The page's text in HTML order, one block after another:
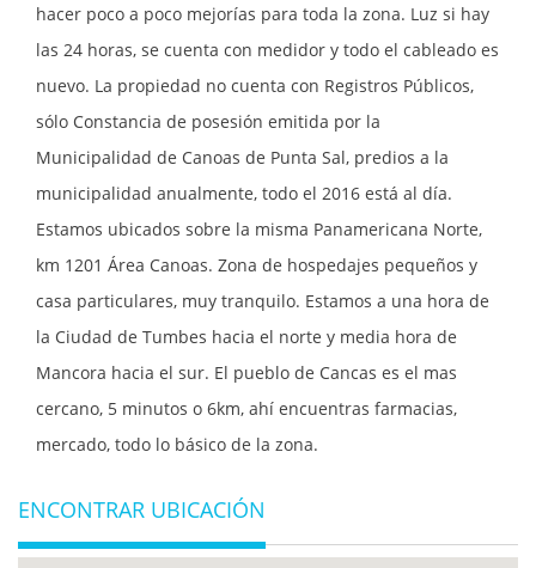
hacer poco a poco mejorías para toda la zona. Luz si hay
las 24 horas, se cuenta con medidor y todo el cableado es
nuevo. La propiedad no cuenta con Registros Públicos,
sólo Constancia de posesión emitida por la
Municipalidad de Canoas de Punta Sal, predios a la
municipalidad anualmente, todo el 2016 está al día.
Estamos ubicados sobre la misma Panamericana Norte,
km 1201 Área Canoas. Zona de hospedajes pequeños y
casa particulares, muy tranquilo. Estamos a una hora de
la Ciudad de Tumbes hacia el norte y media hora de
Mancora hacia el sur. El pueblo de Cancas es el mas
cercano, 5 minutos o 6km, ahí encuentras farmacias,
mercado, todo lo básico de la zona.
ENCONTRAR UBICACIÓN